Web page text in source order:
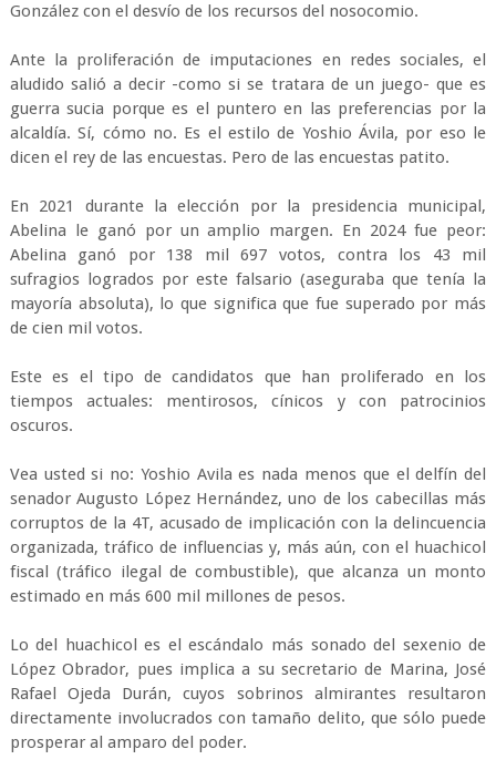
González con el desvío de los recursos del nosocomio.
Ante la proliferación de imputaciones en redes sociales, el
aludido salió a decir -como si se tratara de un juego- que es
guerra sucia porque es el puntero en las preferencias por la
alcaldía. Sí, cómo no. Es el estilo de Yoshio Ávila, por eso le
dicen el rey de las encuestas. Pero de las encuestas patito.
En 2021 durante la elección por la presidencia municipal,
Abelina le ganó por un amplio margen. En 2024 fue peor:
Abelina ganó por 138 mil 697 votos, contra los 43 mil
sufragios logrados por este falsario (aseguraba que tenía la
mayoría absoluta), lo que significa que fue superado por más
de cien mil votos.
Este es el tipo de candidatos que han proliferado en los
tiempos actuales: mentirosos, cínicos y con patrocinios
oscuros.
Vea usted si no: Yoshio Avila es nada menos que el delfín del
senador Augusto López Hernández, uno de los cabecillas más
corruptos de la 4T, acusado de implicación con la delincuencia
organizada, tráfico de influencias y, más aún, con el huachicol
fiscal (tráfico ilegal de combustible), que alcanza un monto
estimado en más 600 mil millones de pesos.
Lo del huachicol es el escándalo más sonado del sexenio de
López Obrador, pues implica a su secretario de Marina, José
Rafael Ojeda Durán, cuyos sobrinos almirantes resultaron
directamente involucrados con tamaño delito, que sólo puede
prosperar al amparo del poder.